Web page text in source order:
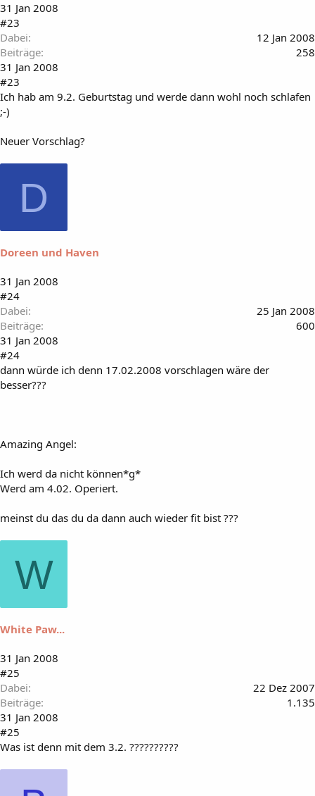
31 Jan 2008
#23
Dabei
12 Jan 2008
Beiträge
258
31 Jan 2008
#23
Ich hab am 9.2. Geburtstag und werde dann wohl noch schlafen
;-)
Neuer Vorschlag?
D
Doreen und Haven
31 Jan 2008
#24
Dabei
25 Jan 2008
Beiträge
600
31 Jan 2008
#24
dann würde ich denn 17.02.2008 vorschlagen wäre der
besser???
Amazing Angel:
Ich werd da nicht können*g*
Werd am 4.02. Operiert.
meinst du das du da dann auch wieder fit bist ???
W
White Paw...
31 Jan 2008
#25
Dabei
22 Dez 2007
Beiträge
1.135
31 Jan 2008
#25
Was ist denn mit dem 3.2. ??????????